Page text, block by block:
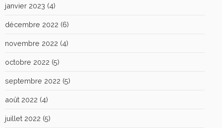
janvier 2023 (4)
décembre 2022 (6)
novembre 2022 (4)
octobre 2022 (5)
septembre 2022 (5)
août 2022 (4)
juillet 2022 (5)